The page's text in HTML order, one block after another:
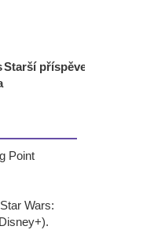
Starší příspěvek
Point
Wars: